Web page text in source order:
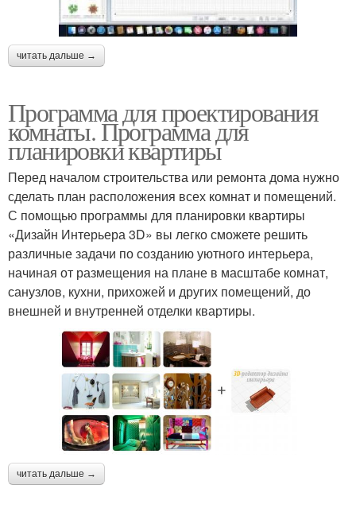
читать дальше →
Программа для проектирования
комнаты. Программа для
планировки квартиры
Перед началом строительства или ремонта дома нужно
сделать план расположения всех комнат и помещений.
С помощью программы для планировки квартиры
«Дизайн Интерьера 3D» вы легко сможете решить
различные задачи по созданию уютного интерьера,
начиная от размещения на плане в масштабе комнат,
санузлов, кухни, прихожей и других помещений, до
внешней и внутренней отделки квартиры.
читать дальше →